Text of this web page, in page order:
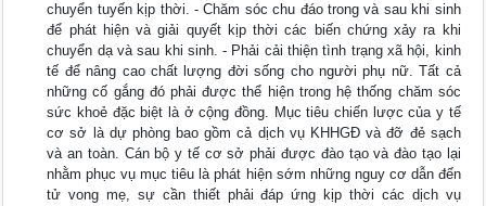
chuyển tuyến kịp thời. - Chăm sóc chu đáo trong và sau khi sinh
để phát hiện và giải quyết kịp thời các biến chứng xảy ra khi
chuyển dạ và sau khi sinh. - Phải cải thiện tình trạng xã hội, kinh
tế để nâng cao chất lượng đời sống cho người phụ nữ. Tất cả
những cố gắng đó phải được thể hiện trong hệ thống chăm sóc
sức khoẻ đặc biệt là ở cộng đồng. Mục tiêu chiến lược của y tế
cơ sở là dự phòng bao gồm cả dịch vụ KHHGĐ và đỡ đẻ sạch
và an toàn. Cán bộ y tế cơ sở phải được đào tạo và đào tạo lại
nhằm phục vụ mục tiêu là phát hiện sớm những nguy cơ dẫn đến
tử vong mẹ, sự cần thiết phải đáp ứng kịp thời các dịch vụ